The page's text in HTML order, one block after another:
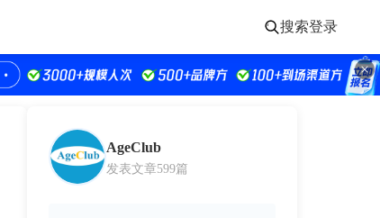
搜索登录
AgeClub
发表文章599篇